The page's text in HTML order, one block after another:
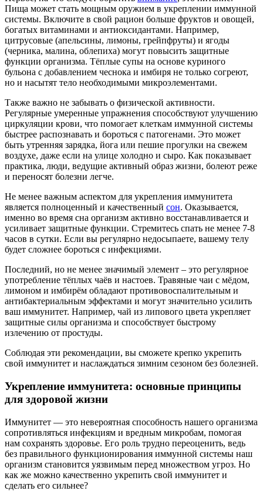
Пища может стать мощным оружием в укреплении иммунной
системы. Включите в свой рацион больше фруктов и овощей,
богатых витаминами и антиоксидантами. Например,
цитрусовые (апельсины, лимоны, грейпфруты) и ягоды
(черника, малина, облепиха) могут повысить защитные
функции организма. Тёплые супы на основе куриного
бульона с добавлением чеснока и имбиря не только согреют,
но и насытят тело необходимыми микроэлементами.
Также важно не забывать о физической активности.
Регулярные умеренные упражнения способствуют улучшению
циркуляции крови, что помогает клеткам иммунной системы
быстрее распознавать и бороться с патогенами. Это может
быть утренняя зарядка, йога или пешие прогулки на свежем
воздухе, даже если на улице холодно и сыро. Как показывает
практика, люди, ведущие активный образ жизни, болеют реже
и переносят болезни легче.
Не менее важным аспектом для укрепления иммунитета
является полноценный и качественный сон. Оказывается,
именно во время сна организм активно восстанавливается и
усиливает защитные функции. Стремитесь спать не менее 7-8
часов в сутки. Если вы регулярно недосыпаете, вашему телу
будет сложнее бороться с инфекциями.
Последний, но не менее значимый элемент – это регулярное
употребление тёплых чаёв и настоев. Травяные чаи с мёдом,
лимоном и имбирём обладают противовоспалительным и
антибактериальным эффектами и могут значительно усилить
ваш иммунитет. Например, чай из липового цвета укрепляет
защитные силы организма и способствует быстрому
излечению от простуды.
Соблюдая эти рекомендации, вы сможете крепко укрепить
свой иммунитет и наслаждаться зимним сезоном без болезней.
Укрепление иммунитета: основные принципы
для здоровой жизни
Иммунитет — это невероятная способность нашего организма
сопротивляться инфекциям и вредным микробам, помогая
нам сохранять здоровье. Его роль трудно переоценить, ведь
без правильного функционирования иммунной системы наш
организм становится уязвимым перед множеством угроз. Но
как же можно качественно укрепить свой иммунитет и
сделать его сильнее?